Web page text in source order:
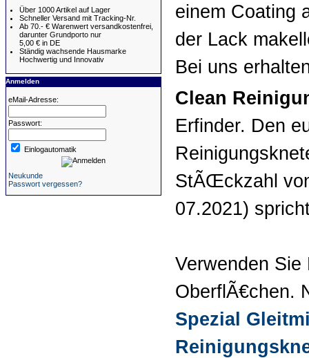
Über 1000 Artikel auf Lager
Schneller Versand mit Tracking-Nr.
Ab 70.- € Warenwert versandkostenfrei,
darunter Grundporto nur
5,00 € in DE
Ständig wachsende Hausmarke
Hochwertig und Innovativ
Anmelden
eMail-Adresse:
Passwort:
Einlogautomatik
Neukunde
Passwort vergessen?
einem Coating
der Lack
Bei uns
Clean
Erfinder. Den
StÃŒckzahl
07.2021)
Verwenden
OberflÃ€chen.
Spezial